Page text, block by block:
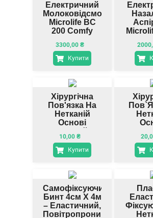
Електричний
Молоковідсмоктувач
Microlife BC
200 Comfy
3300,00₴
Купити
Хірургічна
Пов'язка На
Нетканій
Основі
10х10 См,
Волес
10,00₴
Купити
Самофіксуючий
Бинт 4см Х 4м
– Еластичний,
Повітропроникний,